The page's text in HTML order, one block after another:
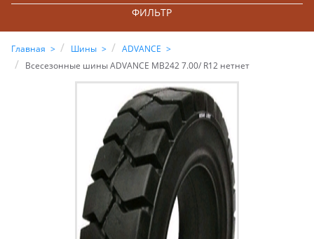
ФИЛЬТР
Главная Шины
ADVANCE
Всесезонные шины ADVANCE MB242 7.00/ R12 нетнет